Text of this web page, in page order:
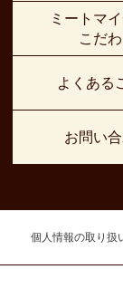
ミートマ
こだわ
よくある
お問い
個人情報の取り扱